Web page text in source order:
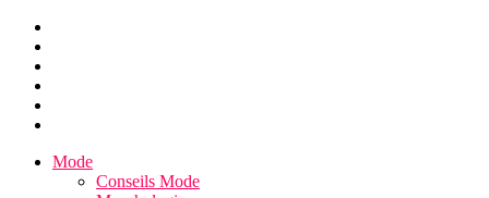
Mode
Conseils Mode